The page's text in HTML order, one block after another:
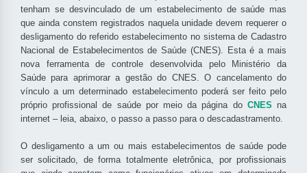
tenham se desvinculado de um estabelecimento de saúde mas
que ainda constem registrados naquela unidade devem requerer o
desligamento do referido estabelecimento no sistema de Cadastro
Nacional de Estabelecimentos de Saúde (CNES). Esta é a mais
nova ferramenta de controle desenvolvida pelo Ministério da
Saúde para aprimorar a gestão do CNES. O cancelamento do
vínculo a um determinado estabelecimento poderá ser feito pelo
próprio profissional de saúde por meio da página do CNES na
internet – leia, abaixo, o passo a passo para o descadastramento.
O desligamento a um ou mais estabelecimentos de saúde pode
ser solicitado, de forma totalmente eletrônica, por profissionais